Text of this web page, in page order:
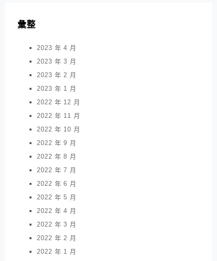
彙整
2023 年 4 月
2023 年 3 月
2023 年 2 月
2023 年 1 月
2022 年 12 月
2022 年 11 月
2022 年 10 月
2022 年 9 月
2022 年 8 月
2022 年 7 月
2022 年 6 月
2022 年 5 月
2022 年 4 月
2022 年 3 月
2022 年 2 月
2022 年 1 月